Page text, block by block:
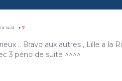
14:41 + 7
.. Bravo aux autres , Lille a la
3 péno de suite ^^^^